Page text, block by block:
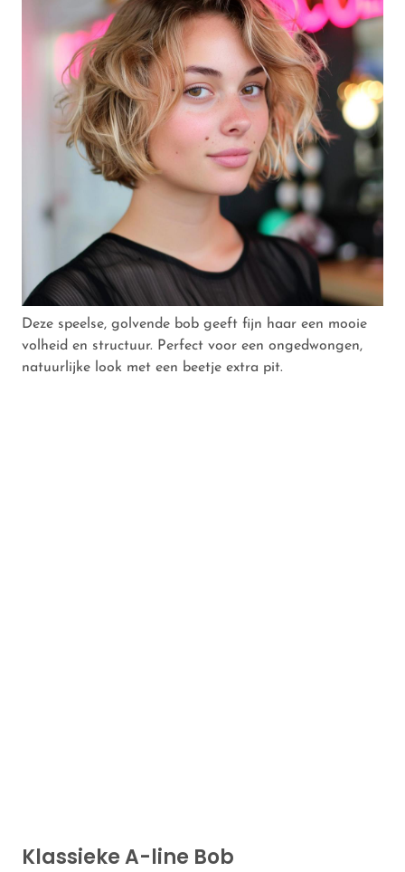
Deze speelse, golvende bob geeft fijn haar een mooie
volheid en structuur. Perfect voor een ongedwongen,
natuurlijke look met een beetje extra pit.
Klassieke A-line Bob